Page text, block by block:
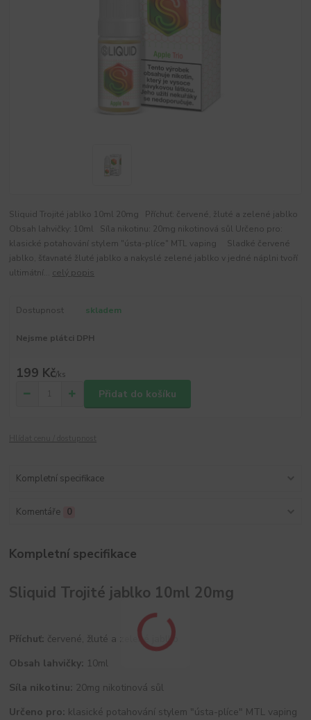
Sliquid Trojité jablko 10ml 20mg Příchuť: červené, žluté a zelené jablko
Obsah lahvičky: 10ml Síla nikotinu: 20mg nikotinová sůl Určeno pro:
klasické potahování stylem "ústa-plíce" MTL vaping Sladké červené
jablko, šťavnaté žluté jablko a nakyslé zelené jablko v jedné náplni tvoří
ultimátní... celý popis
Dostupnost skladem
Nejsme plátci DPH
199 Kč/ks
Přidat do košíku
Kompletní specifikace
Komentáře 0
Kompletní specifikace
Sliquid Trojité jablko 10ml 20mg
Příchuť: červené, žluté a zelené jablko
Obsah lahvičky: 10ml
Síla nikotinu: 20mg nikotinová sůl
Určeno pro: klasické potahování stylem "ústa-plíce" MTL vaping